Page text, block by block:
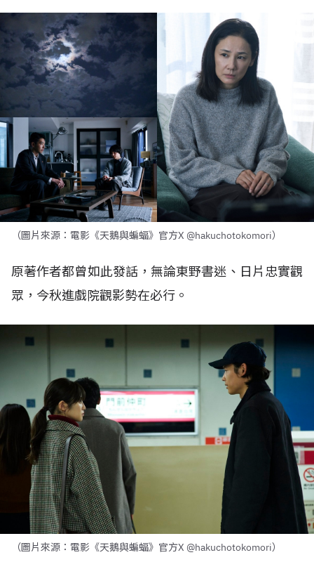
（圖片來源：電影《天鵝與蝙蝠》官方X @hakuchotokomori）
原著作者都曾如此發話，無論東野書迷、日片忠實觀
眾，今秋進戲院觀影勢在必行。
（圖片來源：電影《天鵝與蝙蝠》官方X @hakuchotokomori）